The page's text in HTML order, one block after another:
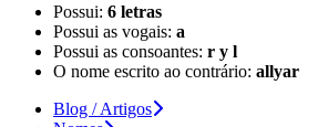
Possui: 6 letras
Possui as vogais: a
Possui as consoantes: r y l
O nome escrito ao contrário: allyar
Blog / Artigos